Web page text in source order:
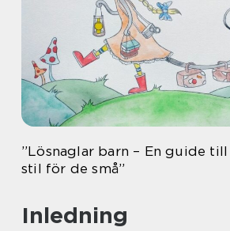
”Lösnaglar barn – En guide
stil för de små”
Inledning